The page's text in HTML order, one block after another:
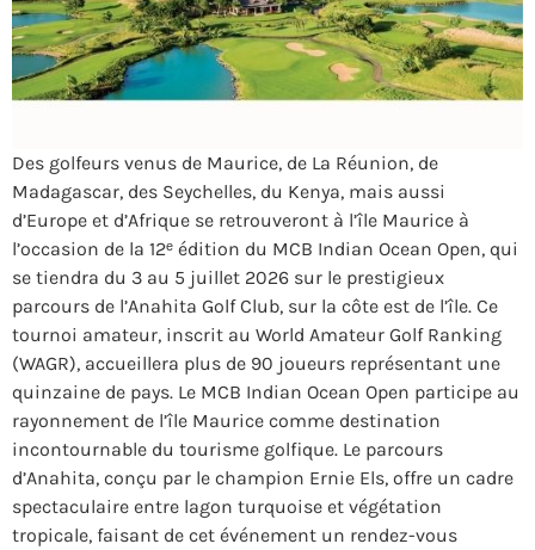
Des golfeurs venus de Maurice, de La Réunion, de
Madagascar, des Seychelles, du Kenya, mais aussi
d’Europe et d’Afrique se retrouveront à l’île Maurice à
l’occasion de la 12ᵉ édition du MCB Indian Ocean Open, qui
se tiendra du 3 au 5 juillet 2026 sur le prestigieux
parcours de l’Anahita Golf Club, sur la côte est de l’île. Ce
tournoi amateur, inscrit au World Amateur Golf Ranking
(WAGR), accueillera plus de 90 joueurs représentant une
quinzaine de pays. Le MCB Indian Ocean Open participe au
rayonnement de l’île Maurice comme destination
incontournable du tourisme golfique. Le parcours
d’Anahita, conçu par le champion Ernie Els, offre un cadre
spectaculaire entre lagon turquoise et végétation
tropicale, faisant de cet événement un rendez-vous